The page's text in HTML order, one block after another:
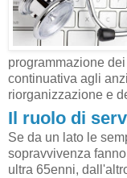
programmazione
continuativa agli
riorganizzazione e
Il ruolo di
Se da un lato le
sopravvivenza
ultra 65enni,